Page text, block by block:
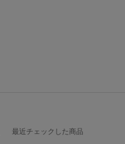
最近チェックした商品